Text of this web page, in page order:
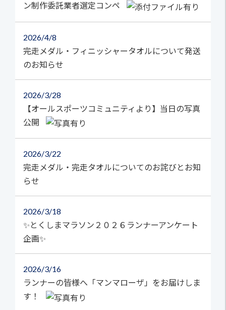
ン制作委託業者選定コンペ
2026 4/8
完走メダル・フィニッシャータオルについて発送
のお知らせ
2026 3/28
【オールスポーツコミュニティより】当日の写真
公開
2026 3/22
完走メダル・完走タオルについてのお詫びとお知
らせ
2026 3/18
✨とくしまマラソン２０２６ランナーアンケート
企画✨
2026 3/16
ランナーの皆様へ「マンマローザ」をお届けしま
す！